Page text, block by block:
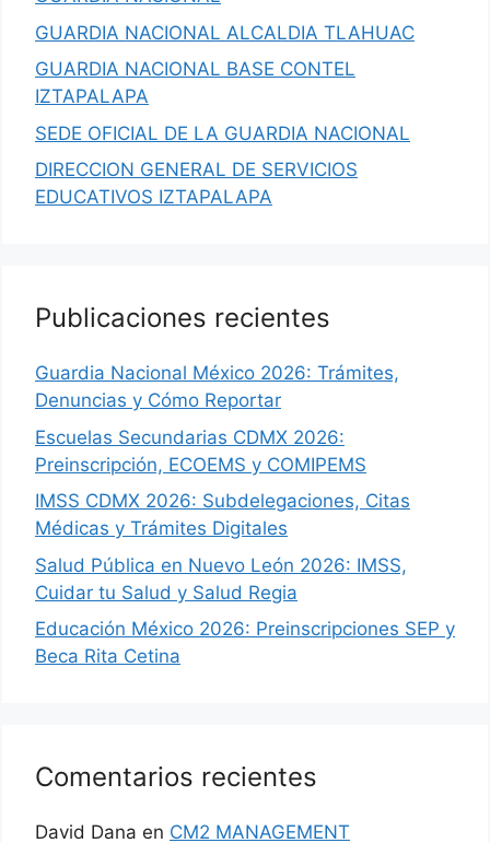
GUARDIA NACIONAL ALCALDIA TLAHUAC
GUARDIA NACIONAL BASE CONTEL
IZTAPALAPA
SEDE OFICIAL DE LA GUARDIA NACIONAL
DIRECCION GENERAL DE SERVICIOS
EDUCATIVOS IZTAPALAPA
Publicaciones recientes
Guardia Nacional México 2026: Trámites,
Denuncias y Cómo Reportar
Escuelas Secundarias CDMX 2026:
Preinscripción, ECOEMS y COMIPEMS
IMSS CDMX 2026: Subdelegaciones, Citas
Médicas y Trámites Digitales
Salud Pública en Nuevo León 2026: IMSS,
Cuidar tu Salud y Salud Regia
Educación México 2026: Preinscripciones SEP y
Beca Rita Cetina
Comentarios recientes
David Dana en CM2 MANAGEMENT